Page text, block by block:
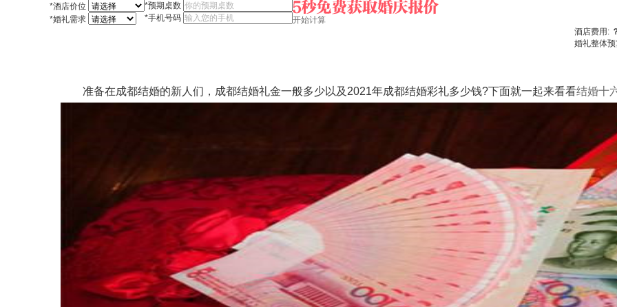
*酒店价位
*婚礼需求
*预期桌数
*手机号码
开始计算
酒店费用:
婚礼整体
准备在成都结婚的新人们，成都结婚礼金一般多少以及2021年成都结婚彩礼多少钱?下面就一起来看看结婚十